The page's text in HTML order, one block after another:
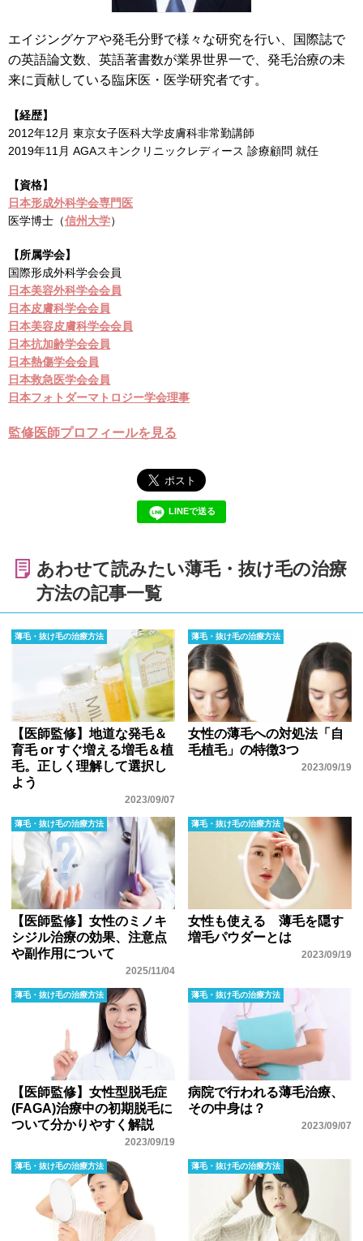
エイジングケアや発毛分野で様々な研究を行い、国際誌で
の英語論文数、英語著書数が業界世界一で、発毛治療の未
来に貢献している臨床医・医学研究者です。
【経歴】
2012年12月 東京女子医科大学皮膚科非常勤講師
2019年11月 AGAスキンクリニックレディース 診療顧問 就任
【資格】
日本形成外科学会専門医
医学博士（信州大学）
【所属学会】
国際形成外科学会会員
日本美容外科学会会員
日本皮膚科学会会員
日本美容皮膚科学会会員
日本抗加齢学会会員
日本熱傷学会会員
日本救急医学会会員
日本フォトダーマトロジー学会理事
監修医師プロフィールを見る
LINEで送る
あわせて読みたい薄毛・抜け毛の治療
方法の記事一覧
薄毛・抜け毛の治療方法
【医師監修】地道な発毛＆
育毛 or すぐ増える増毛＆植
毛。正しく理解して選択し
よう
2023/09/07
薄毛・抜け毛の治療方法
女性の薄毛への対処法「自
毛植毛」の特徴3つ
2023/09/19
薄毛・抜け毛の治療方法
【医師監修】女性のミノキ
シジル治療の効果、注意点
や副作用について
2025/11/04
薄毛・抜け毛の治療方法
女性も使える 薄毛を隠す
増毛パウダーとは
2023/09/19
薄毛・抜け毛の治療方法
【医師監修】女性型脱毛症
(FAGA)治療中の初期脱毛に
ついて分かりやすく解説
2023/09/19
薄毛・抜け毛の治療方法
病院で行われる薄毛治療、
その中身は？
2023/09/07
薄毛・抜け毛の治療方法 薄毛・抜け毛の治療方法